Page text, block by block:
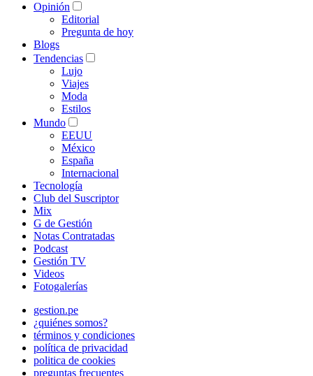
Opinión
Editorial
Pregunta de hoy
Blogs
Tendencias
Lujo
Viajes
Moda
Estilos
Mundo
EEUU
México
España
Internacional
Tecnología
Club del Suscriptor
Mix
G de Gestión
Notas Contratadas
Podcast
Gestión TV
Videos
Fotogalerías
gestion.pe
¿quiénes somos?
términos y condiciones
política de privacidad
politica de cookies
preguntas frecuentes